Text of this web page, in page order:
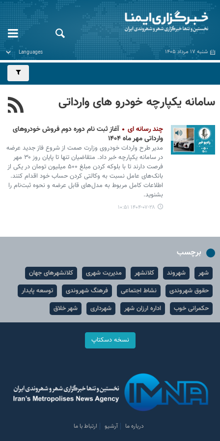
شنبه ۱۷ مرداد ۱۴۰۵
سامانه یکپارچه خودرو های وارداتی
چند رسانه ای
آغاز ثبت نام دوره دوم فروش خودروهای
وارداتی مهر ماه ۱۴۰۴
مدیر طرح واردات خودروی وزارت صمت از شروع فاز جدید عرضه
در سامانه یکپارچه خبر داد. متقاضیان تنها تا پایان روز ۳۰ مهر
فرصت دارند تا با بلوکه کردن مبلغ ۵۰۰ میلیون تومان در یکی از
بانک‌های عامل نسبت به وکالتی کردن حساب خود اقدام کنند.
اطلاعات کامل مربوط به مدل‌های قابل عرضه و نحوه ثبت‌نام را
بشنوید.
۱۴۰۴-۰۷-۲۸ ۱۰:۵۱
برچسب
شهر شهروند کلانشهر مدیریت شهری
کلانشهرهای جهان
حقوق شهروندی
نشاط اجتماعی فرهنگ شهروندی
توسعه پایدار
حکمرانی خوب
اداره ارزان شهر شهرداری شهر خلاق
نسخه دسکتاپ
درباره ما آرشیو ارتباط با ما